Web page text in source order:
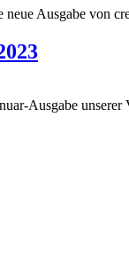
Ausgabe von
Ausgabe